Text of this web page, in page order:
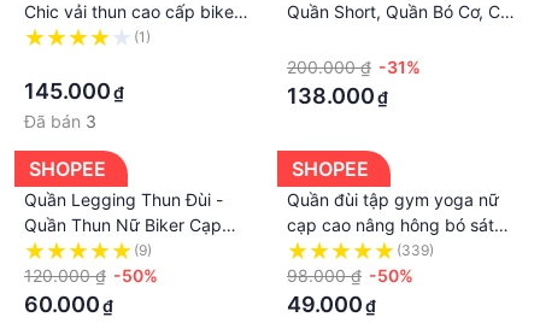
Chic vải thun cao cấp biker
nữ đùi ngố đồ mặc nhà dáng
yoga bigsize
(1)
145.000₫
Đã bán 3
Quần Short, Quần Bó Cơ, Co
Giảm Chấn Thương Khi Tập
Luyện QN143
200.000 ₫ -31%
138.000₫
SHOPEE
Quần Legging Thun Đùi -
Quần Thun Nữ Biker Cạp
Cao Mặc Nhà Dáng Ôm Bó
Lưng
(9)
120.000 ₫ -50%
60.000₫
SHOPEE
Quần đùi tập gym yoga nữ
cạp cao nâng hông bó sát
đàn hồi GEPO GP102
(339)
98.000 ₫ -50%
49.000₫